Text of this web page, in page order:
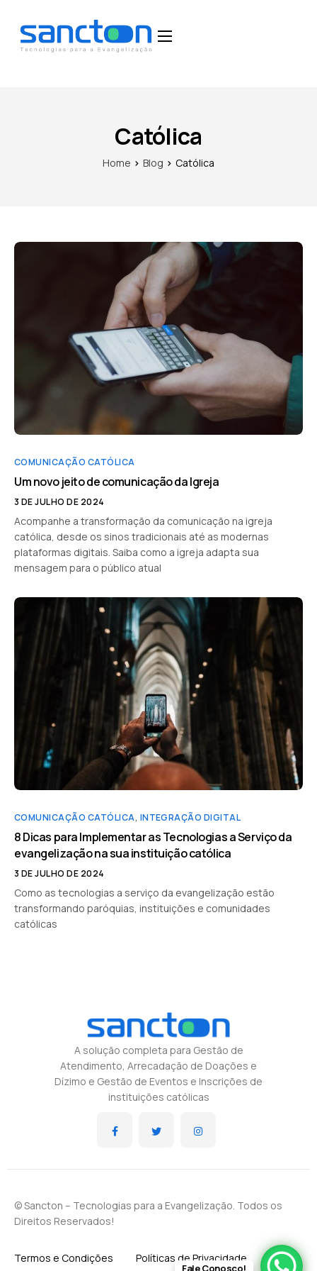
Católica
Home Blog Católica
COMUNICAÇÃO CATÓLICA
Um novo jeito de comunicação da Igreja
3 DE JULHO DE 2024
Acompanhe a transformação da comunicação na igreja
católica, desde os sinos tradicionais até as modernas
plataformas digitais. Saiba como a igreja adapta sua
mensagem para o público atual
COMUNICAÇÃO CATÓLICA, INTEGRAÇÃO DIGITAL
8 Dicas para Implementar as Tecnologias a Serviço da
evangelização na sua instituição católica
3 DE JULHO DE 2024
Como as tecnologias a serviço da evangelização estão
transformando paróquias, instituições e comunidades
católicas
A solução completa para Gestão de
Atendimento, Arrecadação de Doações e
Dízimo e Gestão de Eventos e Inscrições de
instituições católicas
© Sancton – Tecnologias para a Evangelização. Todos os
Direitos Reservados!
Termos e Condições Políticas de Privacidade
Fale Conosco!